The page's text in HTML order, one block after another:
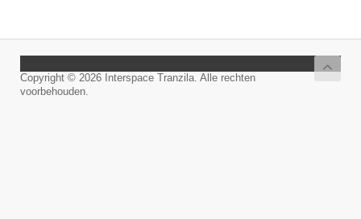
Copyright © 2026 Interspace Tranzila. Alle rechten
voorbehouden.